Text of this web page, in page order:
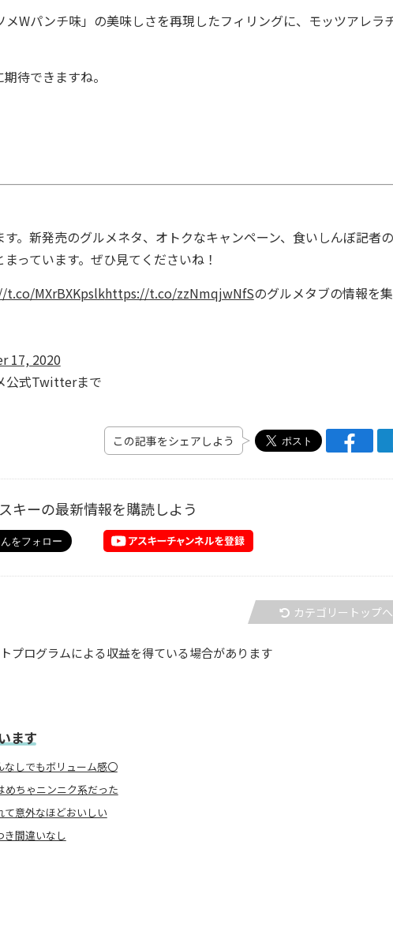
Wパンチ味」の美味しさを再現したフィリングに、モッツアレラ
待できますね。
。新発売のグルメネタ、オトクなキャンペーン、食いしんぼ記者
っています。ぜひ見てくださいね！
t.co/MXrBXKpslkhttps://t.co/zzNmqjwNfSのグルメタブの情報を
17, 2020
公式Twitterまで
この記事をシェアしよう
キーの最新情報を購読しよう
カテゴリートップへ
プログラムによる収益を得ている場合があります
ます
なしでもボリューム感〇
めちゃニンニク系だった
て意外なほどおいしい
き間違いなし